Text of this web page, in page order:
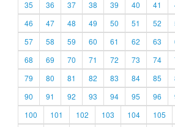
35
36 37 38 39 40 41
46
47 48 49 50 51 52
57
58 59 60 61 62 63
68
69 70 71 72 73 74
79
80 81 82 83 84 85
90
91 92 93 94 95 96
100
101 102 103 104 105